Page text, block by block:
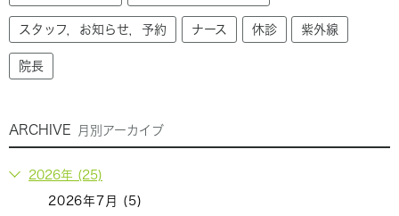
スタッフ，お知らせ，予約 ナース 休診 紫外線
院長
ARCHIVE 月別アーカイブ
2026年 (25)
2026年7月 (5)